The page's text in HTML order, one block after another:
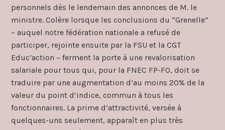
personnels dès le lendemain des annonces de M. le
ministre. Colère lorsque les conclusions du “Grenelle”
– auquel notre fédération nationale a refusé de
participer, rejointe ensuite par la FSU et la CGT
Educ’action – ferment la porte à une revalorisation
salariale pour tous qui, pour la FNEC FP-FO, doit se
traduire par une augmentation d’au moins 20% de la
valeur du point d’indice, commun à tous les
fonctionnaires. La prime d’attractivité, versée à
quelques-uns seulement, apparaît en plus très